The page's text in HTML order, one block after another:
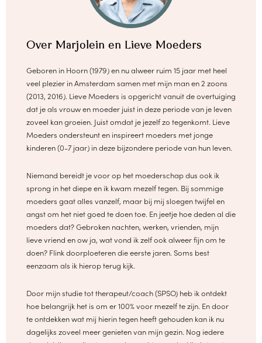
Over Marjolein en Lieve Moeders
Geboren in Hoorn (1979) en nu alweer ruim 15 jaar met heel
veel plezier in Amsterdam samen met mijn man en 2 zoons
(2013, 2016). Lieve Moeders is opgericht vanuit de overtuiging
dat je als vrouw en moeder juist in deze periode van je leven
zoveel kan groeien. Juist omdat je jezelf zo tegenkomt. Lieve
Moeders ondersteunt en inspireert moeders met jonge
kinderen (0-7 jaar) in deze bijzondere periode van hun leven.
Niemand bereidt je voor op het moederschap dus ook ik
sprong in het diepe en ik kwam mezelf tegen. Bij sommige
moeders gaat alles vanzelf, maar bij mij sloegen twijfel en
angst om het niet goed te doen toe. En jeetje hoe deden al die
moeders dat? Gebroken nachten, werken, vrienden, mijn
lieve vriend en ow ja, wat vond ik zelf ook alweer fijn om te
doen? Flink doorploeteren die eerste jaren. Soms best
eenzaam als ik hierop terug kijk.
Door mijn studie tot therapeut/coach (SPSO) heb ik ontdekt
hoe belangrijk het is om er 100% voor mezelf te zijn. En door
te ontdekken wat mij hierin tegen heeft gehouden kan ik nu
dagelijks zoveel meer genieten van mijn gezin. Nog iedere